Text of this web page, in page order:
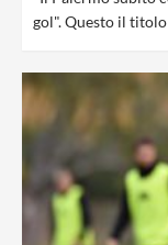
gol". Questo il